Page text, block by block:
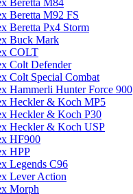
Beretta M84
Beretta M92 FS
Beretta Px4 Storm
Buck Mark
COLT
Colt Defender
Colt Special Combat
Hammerli Hunter Force 900
Heckler & Koch MP5
Heckler & Koch P30
Heckler & Koch USP
HF900
HPP
Legends C96
Lever Action
Morph